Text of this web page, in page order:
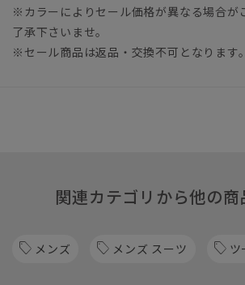
※カラーによりセール価格が異なる場合が
了承下さいませ。
※セール商品は返品・交換不可となります。
関連カテゴリから他の商
メンズ メンズ スーツ ツ